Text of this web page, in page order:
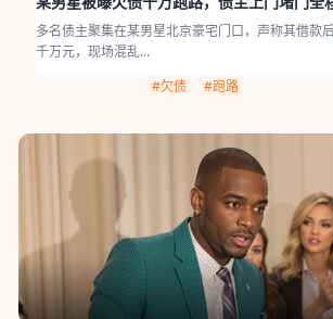
多名债主聚集在某男星北京豪宅门口，声称其借款
千万元，现场混乱...
#欠债
#跑路